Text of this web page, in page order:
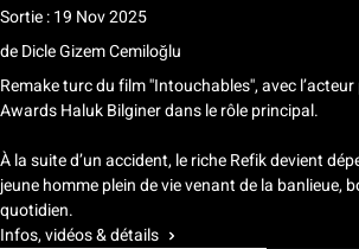
Sortie : 19 Nov 2025
deDicle Gizem Cemiloğlu
Remake turc du film ''Intouchables'', avec
Awards Haluk Bilginer dans le rôle principal.
À la suite d’un accident, le riche Refik devient
jeune homme plein de vie venant de la banlieue,
quotidien.
Infos, vidéos & détails